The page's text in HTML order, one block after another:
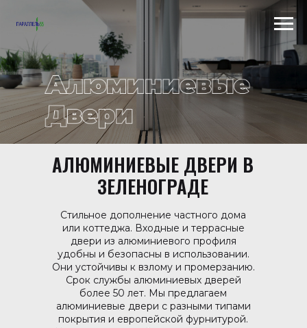
Scroll to top →
АЛЮМИНИЕВЫЕ ДВЕРИ В
ЗЕЛЕНОГРАДЕ
Стильное дополнение частного дома
или коттеджа. Входные и террасные
двери из алюминиевого профиля
удобны и безопасны в использовании.
Они устойчивы к взлому и промерзанию.
Срок службы алюминиевых дверей
более 50 лет. Мы предлагаем
алюминиевые двери с разными типами
покрытия и европейской фурнитурой.